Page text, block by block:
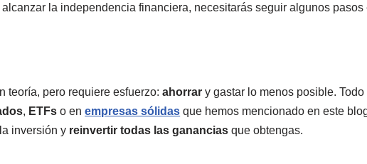
la independencia financiera, necesitarás seguir algunos pasos
teoría, pero requiere esfuerzo:ahorrar y gastar lo menos posible.
, ETFs o enempresas sólidas que hemos mencionado en este
inversión y reinvertir todas las ganancias que obtengas.